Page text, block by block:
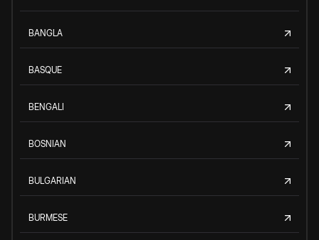
BANGLA
BASQUE
BENGALI
BOSNIAN
BULGARIAN
BURMESE